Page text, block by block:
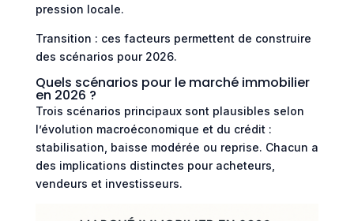
pression locale.
Transition : ces facteurs permettent de construire
des scénarios pour 2026.
Quels scénarios pour le marché immobilier
en 2026 ?
Trois scénarios principaux sont plausibles selon
l’évolution macroéconomique et du crédit :
stabilisation, baisse modérée ou reprise. Chacun a
des implications distinctes pour acheteurs,
vendeurs et investisseurs.